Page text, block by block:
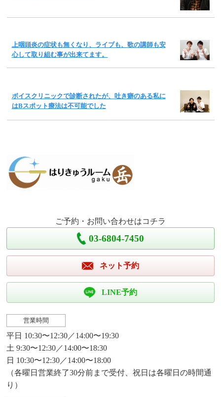
上咽頭炎の症状も無くなり、ライブも、歌の講師も安
心して取り組む事が出来てます。
ボイスクリニックで診断されたが、吐き癖のある私に
はBスポット療法は不可能でした
ご予約・お問い合わせはコチラ
03-6804-7450
ネット予約
LINE予約
営業時間
平日 10:30〜12:30／14:00〜19:30
土 9:30〜12:30／14:00〜18:30
日 10:30〜12:30／14:00〜18:00
（各曜日営業終了30分前まで受付、祝日は各曜日の時間通
り）